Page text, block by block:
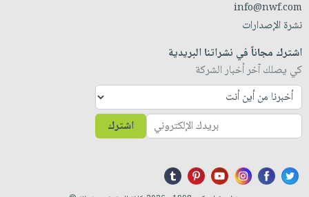
info@nwf.com
نشرة الإصدارات
اشترك مجاناً في نشراتنا البريدية
كي يصلك آخر أخبار الشركة
اشترك